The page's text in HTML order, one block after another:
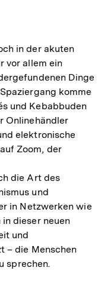
in der akuten
vor allem ein
Dinge
komme
und Kebabbuden
Onlinehändler
elektronische
Zoom, der
die Art des
und
in Netzwerken wie
dieser neuen
und
– die Menschen
sprechen.